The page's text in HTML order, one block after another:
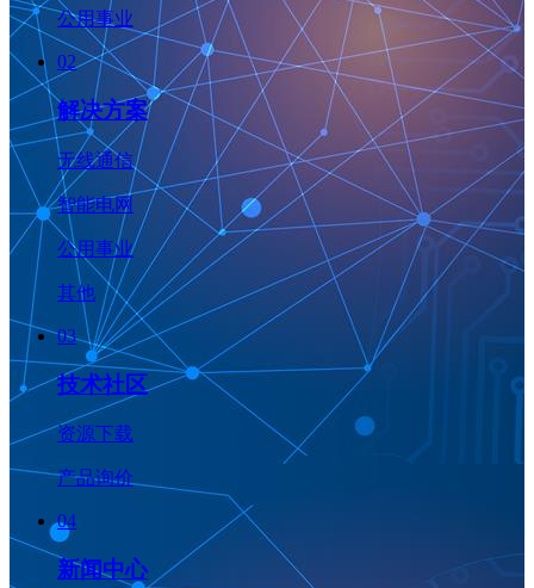
公用事业
02
解决方案
无线通信
智能电网
公用事业
其他
03
技术社区
资源下载
产品询价
04
新闻中心